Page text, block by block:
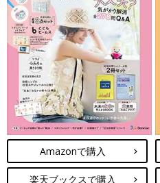
Amazonで購入
楽天ブックスで購入